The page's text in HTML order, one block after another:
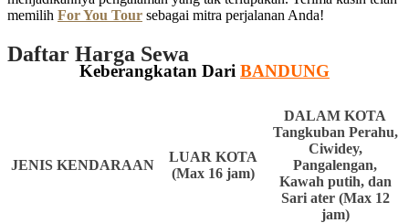
memilih For You Tour sebagai mitra perjalanan Anda!
Daftar Harga Sewa
Keberangkatan Dari BANDUNG
JENIS KENDARAAN
LUAR KOTA
(Max 16 jam)
DALAM KOTA
Tangkuban Perahu,
Ciwidey,
Pangalengan,
Kawah putih, dan
Sari ater (Max 12
jam)